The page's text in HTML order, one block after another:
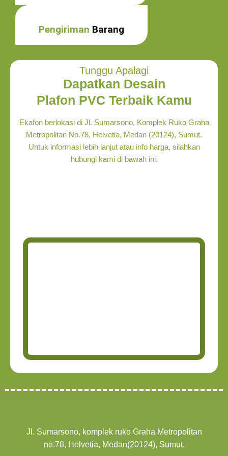
Pengiriman Barang
Tunggu Apalagi
Dapatkan Desain
Plafon PVC Terbaik Kamu
Ekafon berlokasi di Jl. Sumarsono, Komplek Ruko Graha
Metropolitan No.78, Helvetia, Medan (20124), Sumut.
Untuk informasi lebih lanjut atau info harga, silahkan
hubungi kami di bawah ini.
Jl. Sumarsono, komplek ruko Graha Metropolitan
no.78, Helvetia, Medan(20124), Sumut.